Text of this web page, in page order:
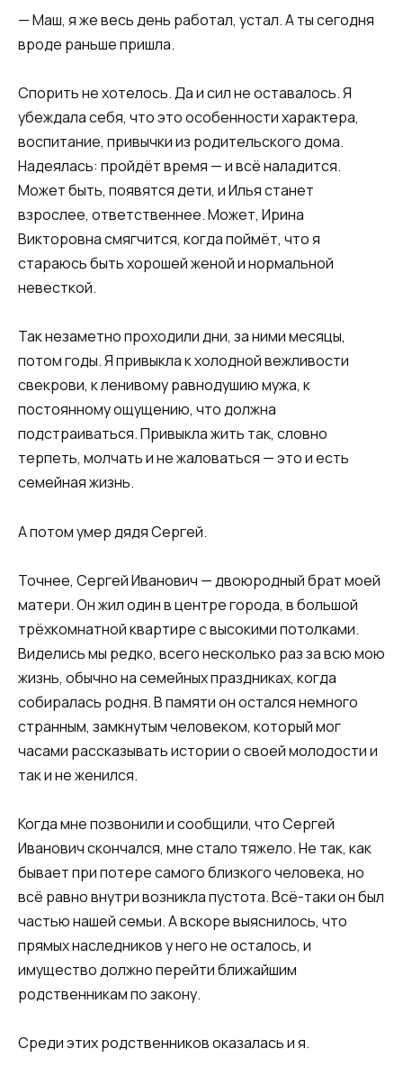
— Маш, я же весь день работал, устал. А ты сегодня
вроде раньше пришла.
Спорить не хотелось. Да и сил не оставалось. Я
убеждала себя, что это особенности характера,
воспитание, привычки из родительского дома.
Надеялась: пройдёт время — и всё наладится.
Может быть, появятся дети, и Илья станет
взрослее, ответственнее. Может, Ирина
Викторовна смягчится, когда поймёт, что я
стараюсь быть хорошей женой и нормальной
невесткой.
Так незаметно проходили дни, за ними месяцы,
потом годы. Я привыкла к холодной вежливости
свекрови, к ленивому равнодушию мужа, к
постоянному ощущению, что должна
подстраиваться. Привыкла жить так, словно
терпеть, молчать и не жаловаться — это и есть
семейная жизнь.
А потом умер дядя Сергей.
Точнее, Сергей Иванович — двоюродный брат моей
матери. Он жил один в центре города, в большой
трёхкомнатной квартире с высокими потолками.
Виделись мы редко, всего несколько раз за всю мою
жизнь, обычно на семейных праздниках, когда
собиралась родня. В памяти он остался немного
странным, замкнутым человеком, который мог
часами рассказывать истории о своей молодости и
так и не женился.
Когда мне позвонили и сообщили, что Сергей
Иванович скончался, мне стало тяжело. Не так, как
бывает при потере самого близкого человека, но
всё равно внутри возникла пустота. Всё-таки он был
частью нашей семьи. А вскоре выяснилось, что
прямых наследников у него не осталось, и
имущество должно перейти ближайшим
родственникам по закону.
Среди этих родственников оказалась и я.